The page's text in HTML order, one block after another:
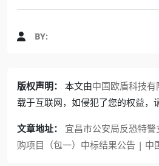
BY:
版权声明： 本文由中国欧盾科技有
载于互联网，如侵犯了您的权益，
文章地址：
宜昌市公安局反恐特
购项目（包一）中标结果公告 | 中